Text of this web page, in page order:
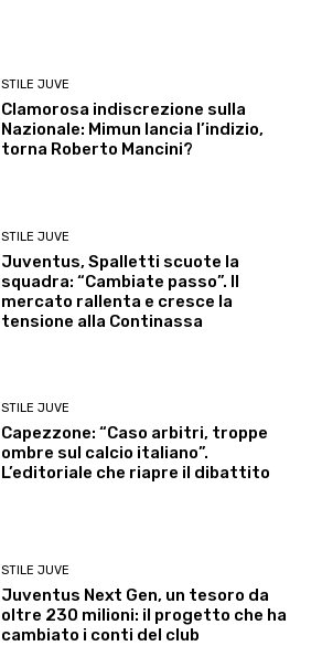
STILE JUVE
Clamorosa indiscrezione sulla
Nazionale: Mimun lancia l’indizio,
torna Roberto Mancini?
STILE JUVE
Juventus, Spalletti scuote la
squadra: “Cambiate passo”. Il
mercato rallenta e cresce la
tensione alla Continassa
STILE JUVE
Capezzone: “Caso arbitri, troppe
ombre sul calcio italiano”.
L’editoriale che riapre il dibattito
STILE JUVE
Juventus Next Gen, un tesoro da
oltre 230 milioni: il progetto che ha
cambiato i conti del club